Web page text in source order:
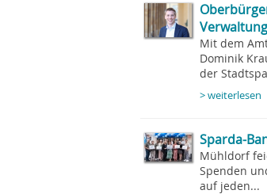
Mit dem
Dominik
der
> weiterlesen
Sparda-
Mühldorf
Spenden
auf jeden...